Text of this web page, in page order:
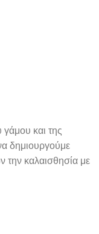
και της
δημιουργούμε
την καλαισθησία με